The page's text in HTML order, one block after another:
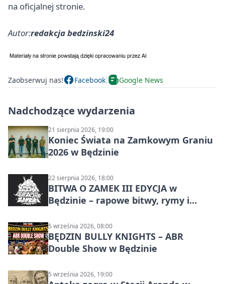
na oficjalnej stronie.
Autor:redakcja bedzinski24
Zaobserwuj nas! Facebook Google News
Nadchodzące wydarzenia
21 sierpnia 2026, 19:00
Koniec Świata na Zamkowym Graniu
2026 w Będzinie
22 sierpnia 2026, 18:00
BITWA O ZAMEK III EDYCJA w
Będzinie – rapowe bitwy, rymy i
5 września 2026, 08:00
BĘDZIN BULLY KNIGHTS – ABR
Double Show w Będzinie
5 września 2026, 19:00